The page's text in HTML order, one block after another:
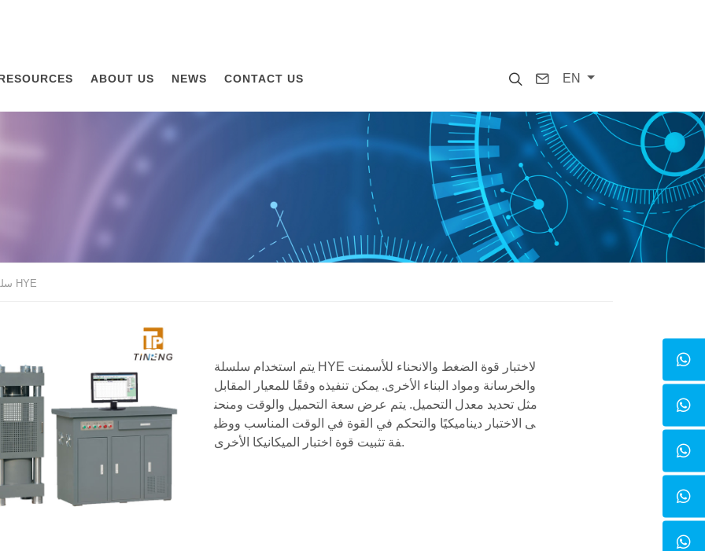
SearchContact
EN
ABOUT US NEWS CONTACT US
سلسلة HYE
يتم استخدام سلسلة HYE لاختبار قوة الضغط والانحناء للأسمنت
والخرسانة ومواد البناء الأخرى. يمكن تنفيذه وفقًا للمعيار المقابل
مثل تحديد معدل التحميل. يتم عرض سعة التحميل والوقت ومنحن
ى الاختبار ديناميكيًا والتحكم في القوة في الوقت المناسب ووظي
فة تثبيت قوة اختبار الميكانيكا الأخرى.